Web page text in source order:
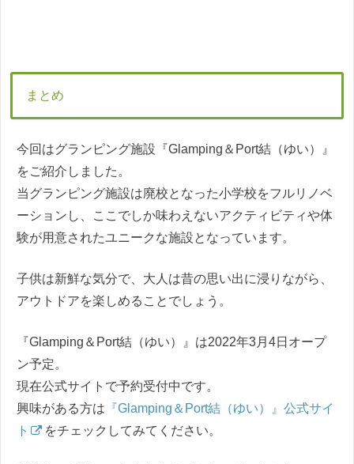
まとめ
今回はグランピング施設『Glamping＆Port結（ゆい）』
をご紹介しました。
当グランピング施設は廃校となった小学校をフルリノベ
ーションし、ここでしか味わえないアクティビティや体
験が用意されたユニークな施設となっています。
子供は新鮮な気分で、大人は昔の思い出に浸りながら、
アウトドアを楽しめることでしょう。
『Glamping＆Port結（ゆい）』は2022年3月4日オープ
ン予定。
現在公式サイトで予約受付中です。
興味がある方は 『Glamping＆Port結（ゆい）』公式サイ
ト
をチェックしてみてください。